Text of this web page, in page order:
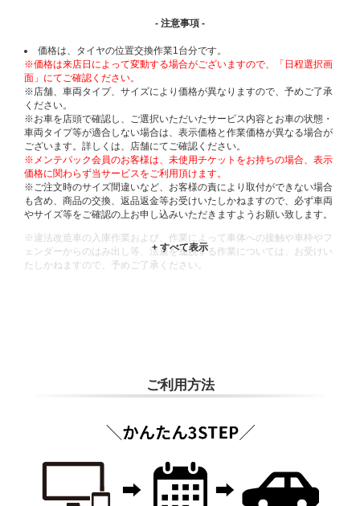
- 注意事項 -
価格は、タイヤの位置交換作業1台分です。
※価格は来店日によって変動する場合がございますので、「日程選択画
面」にてご確認ください。
※店舗、車両タイプ、サイズにより価格が異なりますので、予めご了承
ください。
※お車を店頭で確認し、ご選択いただいたサービス内容とお車の状態・
車両タイプ等が適合しない場合は、表示価格と作業価格が異なる場合が
ございます。詳しくは、店舗にてご確認ください。
※メンテパック会員のお客様は、未使用チケットをお持ちの場合、表示
価格に関わらず当サービスをご利用頂けます。
※ご注文時のサイズ間違いなど、お客様の責により取付ができない場合
も含め、商品の交換、返品返金等お受けいたしかねますので、必ず車両
やサイズ等をご確認の上お申し込みいただきますようお願い致します。
※違法改造車の入庫作業および、作業によって車体への接触や車枠やフ
ェンダーからのはみ出し等、法規を逸脱する作業については、お受けい
たしかねますので、予めご了承ください。
ご利用方法